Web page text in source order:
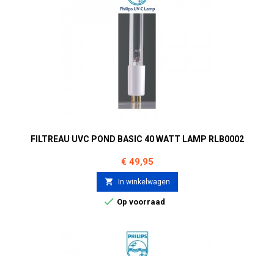
FILTREAU UVC POND BASIC 40 WATT LAMP RLB0002
Prijs
€ 49,95
 In winkelwagen
 Op voorraad